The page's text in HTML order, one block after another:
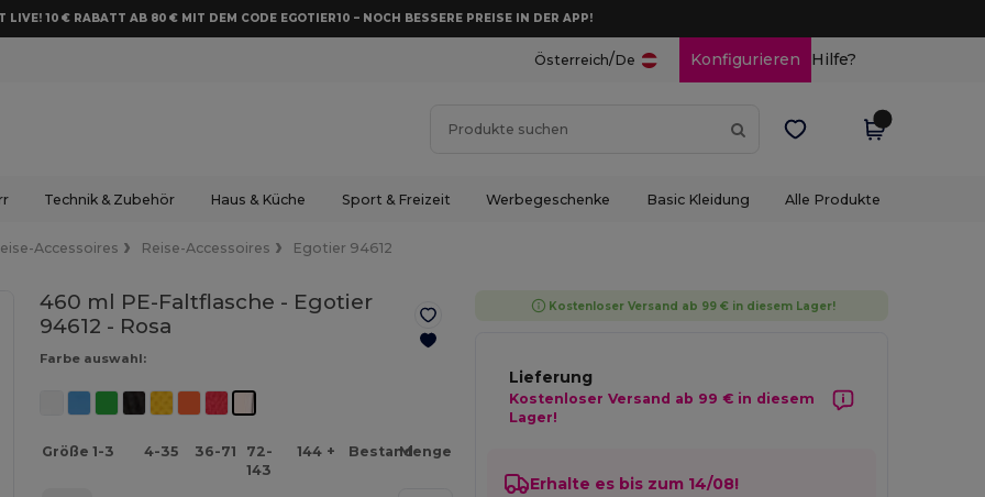
LIVE! 10 € RABATT AB 80 € MIT DEM CODE EGOTIER10 – NOCH BESSERE PREISE IN DER APP!
Österreich/De Konfigurieren Hilfe?
Technik & Zubehör Haus & Küche Sport & Freizeit Werbegeschenke Basic Kleidung Alle Produkte
Accessoires Reise-Accessoires Egotier 94612
460 ml PE-Faltflasche - Egotier
94612 - Rosa
Farbe auswahl:
Größe 1-3 4-35 36-71
72-
143
144 + BestandMenge
Kostenloser Versand ab 99 € in diesem Lager!
Lieferung
Kostenloser Versand ab 99 € in diesem
Lager!
Erhalte es bis zum 14/08!